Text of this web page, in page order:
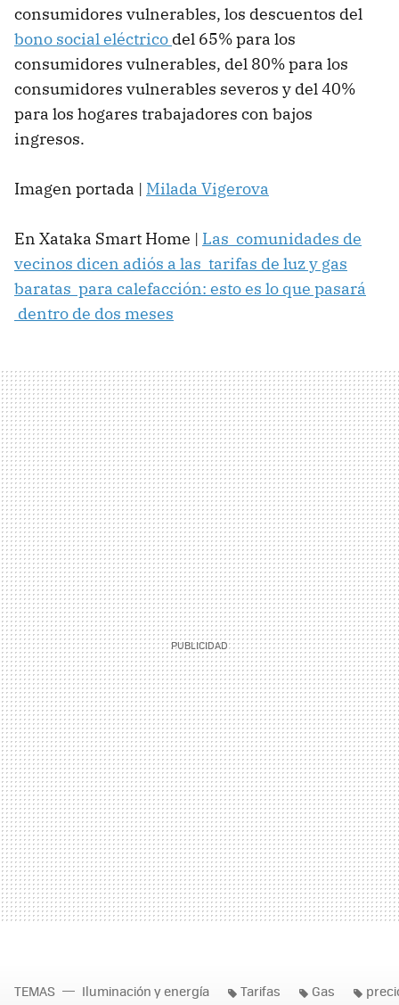
consumidores vulnerables, los descuentos del
bono social eléctrico del 65% para los
consumidores vulnerables, del 80% para los
consumidores vulnerables severos y del 40%
para los hogares trabajadores con bajos
ingresos.
Imagen portada | Milada Vigerova
En Xataka Smart Home | Las comunidades de
vecinos dicen adiós a las tarifas de luz y gas
baratas para calefacción: esto es lo que pasará
dentro de dos meses
TEMAS Iluminación y energía Tarifas Gas